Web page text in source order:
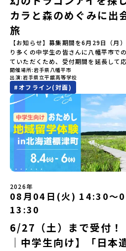
ある若者にあふれる持続可能な地域・
ンを掲げ、2017年3月に島根県に設立
全国約200の高校と連携しながら、中
徒一人ひとりの夢や価値観に合った地
とができるシステム「地域みらい留学
や地域活性モデルをつくり続けてい
域・教育魅力化プラットフォーム設
悠所在地：〒690-0842 島根県松江市
BASE2階 その他所在地公式HP：
合わせ先担当：小川・小原E-mail：
地域留学体験」のプログラム開催情報
ご登録ください♪地域みらい留学公式
「平取町」の内容を具体的に深掘りし
うえで、「平取町では具体的に何をす
という疑問にお答えする説明会です。
や、2泊3日のプログラムの中身をた
時： 5月7日(木) 19：00〜19：40内 容： 平取町ってど
ろ？、プログラム詳細解説、質疑応
mirai.jp/events/002112どちらの説明
「はじめての一人旅だけど大丈夫？」
そんな保護者様の不安や、中学生のみ
フが直接お答えします。チャットでの
自宅からリラックスしてご参加くださ
確認ください・参加規約への同意プロ
だく前に、「お申し込みに関する各規
す。ご確認ください。・抽選による参
ただいた方の中から抽選の上、締め切
し込み時に記入いただいたメールアド
ル」をお送りいたします。当選者は、
認フォーム」に３日以内に回答いただ
にご回答いただけない場合は、当選を
す。当選取り消しがあった場合は、繰
いただきます。登録メールアドレスの
地域みらい留学公式LINEよりご連絡を
定をしていると、通知メールをお受け
合は、「@miratabi.jp」からのメール
いいたします。※結果に関する個別の
れ合おう「ランチ/お土産タイム」（
了-とかち帯広空港には15：00頃に到
加人数によってプログラムを変更する
【開催場所】北海道大樹町（たいきち
(火)〜 7月30日(木)※参加が確定した
20：00に「参加者向け事前オンライ
す。必ず参加をお願いします。【集合
13：00 とかち帯広空港※13：00まで
便で手配ください。【解散場所・時間
ち帯広空港※16：00以降にとかち帯広
さい。【対象】中学2年生、中学3年生
ステイ住宅※1室に複数(同性2～4名程
【旅行代金】無料※旅行代金に含まれ
無料となります：・宿泊費（2泊分）
ィ・体験費用・一部の食事代*以下の
す・集合場所までの往復交通費・お土
などの個人的費用【募集人数】最大
抽選の上決定）【参加者決定】お申し
間】申込期間が延長になりました！5
(木) 12：00まで疑問も不安もワクワク
学」ステップアップ説明会プログラム
や、お申し込みを迷われている方向け
を行います。知りたい情報のレベルに
プをご活用ください。【STEP 1】全
ブ動画を公開中！）〜まずは「おため
でモノをつくる時間を体験。金属を削
で形をつくったり。プロの機械にさ
&quot;でモノづくりにチャレンジ。夜
けとうろう）」を作って灯りをともし
りダイブしたり、全国から集まった仲
たちとワイワイBBQや夕ごはんづくり
ちょっとドキドキするけど、楽しい！
出水市の冒険に飛び込んでみませんか
験プログラム内容（予定）＜1日目＞（
ン・自己紹介ワーク」「みんなで海
に飛び込む！海を満喫しよう！「みん
会」＜2日目＞（AM）「出水工業高校
加」 -高校見学 -授業体験（PM）「
づくりにチャレンジ！」 -各学科を
にチャレンジ -竹灯籠づくりを創っ
BBQ」「2日目の振り返り会」＜3日目
ワーク」 -みんなで振り返り対話（
※天候の状況や参加人数によってプロ
（月）〜 8月5日（水）※参加が確定
20:00に「参加者向け事前オンライン会
ず参加をお願いします。【集合場所・
13:30 集合【解散場所・時間】出水駅
象】中学生2～3年生【宿泊先】現在調
泊いただく予定です。【旅行代金】無
のうち、以下の内容が無料となります
カラと森のめぐみに出
旅
【お知らせ】募集期間を6月29日（月
り多くの中学生の皆さんに八幡平市で
ていただくため、受付期間を延長して
「申し込みのタイミングを逃してしま
にぜひ一歩踏み出してみませんか？※
場合がございます。お早目にご応募く
無料＞緑があふれる大自然の町へ！世
然×アートの融合体験」や「自然クラ
か？「大自然や文化体験が好き！興味
ない郷土料理を味わってみたい！」「
になる。いつか留学してみたい！」そ
すめ！「おためし地域留学体験」は、
ながら地域の枠を超えて学校生活を送
留学」をプチ体験できるプログラムで
ではスタッフがしっかりとサポートい
は「岩手県八幡平市（はちまんたいし
んたいし）は北西部にあり、秋田県と
す。町の約83％は「森林」！標高
もあり緑が豊かな大自然を感じること
の夏、紅葉の秋、スキーや樹氷の冬と
ことのできるユニークな町です。「十
たい）国立公園」では登山やトレッキ
開催場所 岩手県八幡平市
出演 岩手県立平舘高等学校
#オフライン(対面)
2026年
08月04日(火) 14:30〜
13:30
6/27（土）まで受付！
｜中学生向け】「日本